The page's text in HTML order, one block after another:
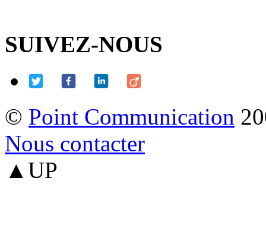
SUIVEZ-NOUS
© Point Communication
Nous contacter
▲UP